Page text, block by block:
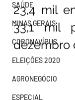
SAÚDE
MINAS GERAIS
CORONAVÍRUS
ELEIÇÕES 2020
AGRONEGÓCIO
ESPECIAL
23,4 mil
33,1 mil
dezembro